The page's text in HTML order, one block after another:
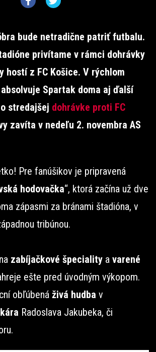
bude netradične patriť futbalu.
privítame v rámci dohrávky
hostí z FC Košice. V rýchlom
Spartak doma aj ďalší
stredajšej dohrávke proti FC
zavíta v nedeľu 2. novembra AS
Pre fanúšikov je pripravená
hodovačka“, ktorá začína už dve
zápasmi za bránami štadióna, v
tribúnou.
zabíjačkové špeciality a varené
ešte pred úvodným výkopom.
obľúbená živá hudba v
Radoslava Jakubeka, či